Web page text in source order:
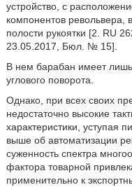
устройство, с
компонентов револьвера,
полости рукоятки [2. RU
23.05.2017, Бюл. № 15].
В нем барабан имеет
углового поворота.
Однако, при всех своих
недостаточно высокие
характеристики, уступая
выше об автоматизации
суженность спектра
фактора товарной
применительно к